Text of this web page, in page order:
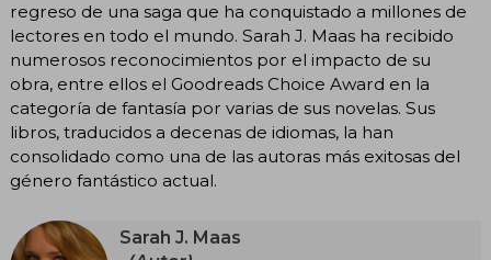
regreso de una saga que ha conquistado a millones de
lectores en todo el mundo. Sarah J. Maas ha recibido
numerosos reconocimientos por el impacto de su
obra, entre ellos el Goodreads Choice Award en la
categoría de fantasía por varias de sus novelas. Sus
libros, traducidos a decenas de idiomas, la han
consolidado como una de las autoras más exitosas del
género fantástico actual.
Sarah J. Maas